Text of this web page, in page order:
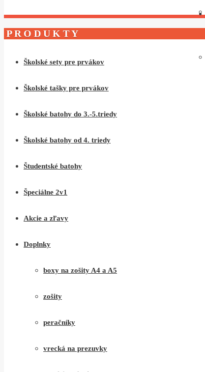
P R O D U K T Y
Školské sety pre prvákov
Školské tašky pre prvákov
Školské batohy do 3.-5.triedy
Školské batohy od 4. triedy
Študentské batohy
Špeciálne 2v1
Akcie a zľavy
Doplnky
boxy na zošity A4 a A5
zošity
peračníky
vrecká na prezuvky